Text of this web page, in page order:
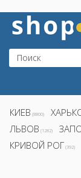
КИЕВ (8800)
ЛЬВОВ (1282)
КРИВОЙ РОГ (392)